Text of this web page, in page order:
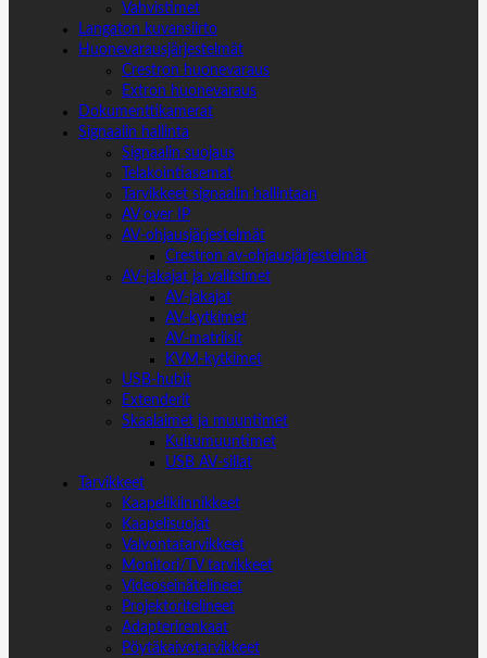
Vahvistimet
Langaton kuvansiirto
Huonevarausjärjestelmät
Crestron huonevaraus
Extron huonevaraus
Dokumenttikamerat
Signaalin hallinta
Signaalin suojaus
Telakointiasemat
Tarvikkeet signaalin hallintaan
AV over IP
AV-ohjausjärjestelmät
Crestron av-ohjausjärjestelmät
AV-jakajat ja valitsimet
AV-jakajat
AV-kytkimet
AV-matriisit
KVM-kytkimet
USB-hubit
Extenderit
Skaalaimet ja muuntimet
Kuitumuuntimet
USB AV-sillat
Tarvikkeet
Kaapelikiinnikkeet
Kaapelisuojat
Valvontatarvikkeet
Monitori/TV tarvikkeet
Videoseinätelineet
Projektoritelineet
Adapterirenkaat
Pöytäkaivotarvikkeet